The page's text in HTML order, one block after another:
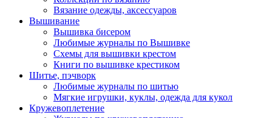
Вязание одежды, аксессуаров
Вышивание
Вышивка бисером
Любимые журналы по Вышивке
Схемы для вышивки крестом
Книги по вышивке крестиком
Шитье, пэчворк
Любимые журналы по шитью
Мягкие игрушки, куклы, одежда для кукол
Кружевоплетение